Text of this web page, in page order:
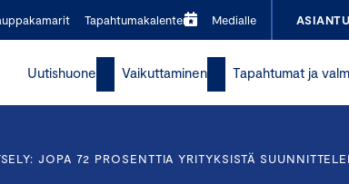
Tapahtumakalenteri Medialle
Uutishuone Vaikuttaminen Tapahtumat ja
JOPA 72 PROSENTTIA YRITYKSISTÄ